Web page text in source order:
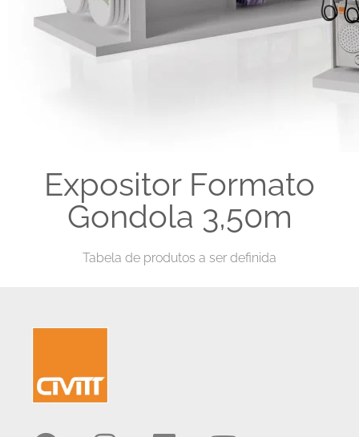
Expositor Formato
Gondola 3,50m
Tabela de produtos a ser definida